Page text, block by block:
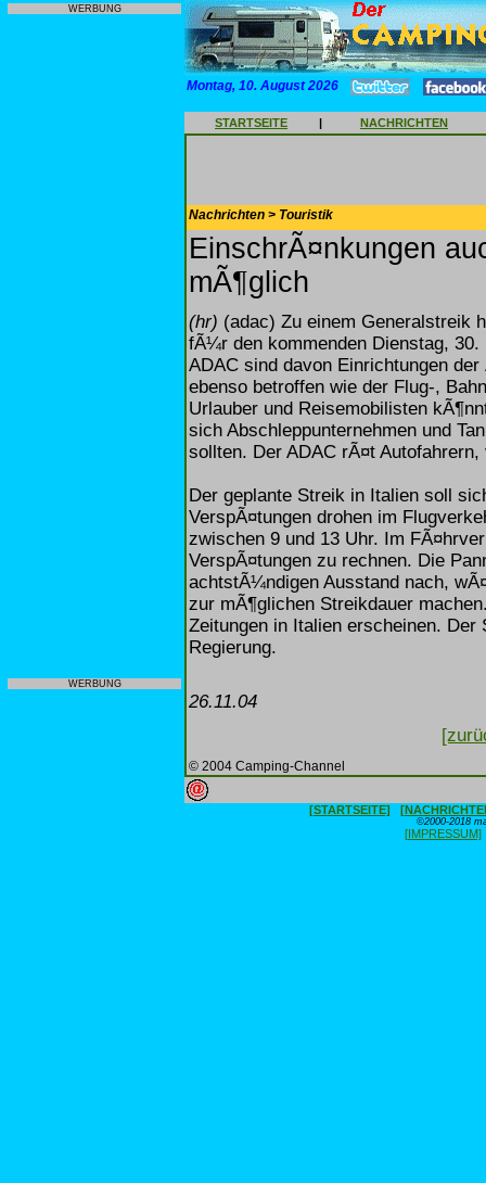
WERBUNG
WERBUNG
Montag, 10. August 2026
STARTSEITE | NACHRICHTEN
Nachrichten > Touristik
EinschrÃ¤nkungen
mÃ¶glich
(hr) (adac) Zu einem Generalstreik
fÃ¼r den kommenden Dienstag,
ADAC sind davon Einrichtungen
ebenso betroffen wie der Flug-,
Urlauber und Reisemobilisten
sich Abschleppunternehmen und
sollten. Der ADAC rÃ¤t
Der geplante Streik in Italien soll
VerspÃ¤tungen drohen im
zwischen 9 und 13 Uhr. Im
VerspÃ¤tungen zu rechnen. Die
achtstÃ¼ndigen Ausstand nach,
zur mÃ¶glichen Streikdauer
Zeitungen in Italien erscheinen.
Regierung.
26.11.04
© 2004 Camping-Channel
[STARTSEITE]
©2000-2018
[IMPRESSUM]